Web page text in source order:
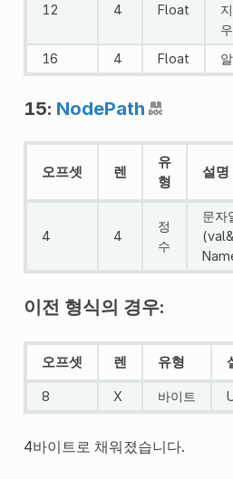
12 4 Float
16
4 Float
15: NodePath
오프셋 렌
유
형
설명
4 4
정
수
문자
이전 형식의 경우:
오프셋 렌 유형
8 X 바이트
4바이트로 채워졌습니다.